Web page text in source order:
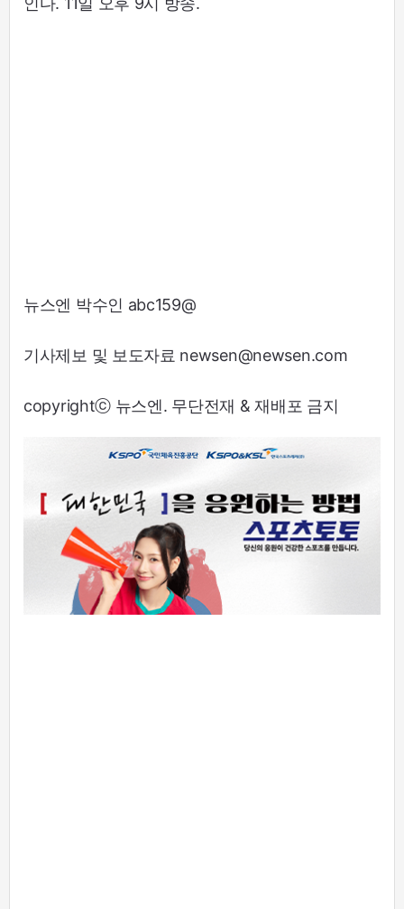
뉴스엔 박수인 abc159@
기사제보 및 보도자료 newsen@newsen.com
copyrightⓒ 뉴스엔. 무단전재 & 재배포 금지